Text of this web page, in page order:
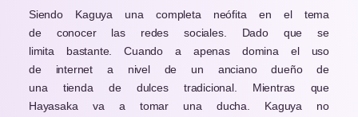
Siendo Kaguya una completa neófita en el tema
de conocer las redes sociales. Dado que se
limita bastante. Cuando a apenas domina el uso
de internet a nivel de un anciano dueño de
una tienda de dulces tradicional. Mientras que
Hayasaka va a tomar una ducha. Kaguya no